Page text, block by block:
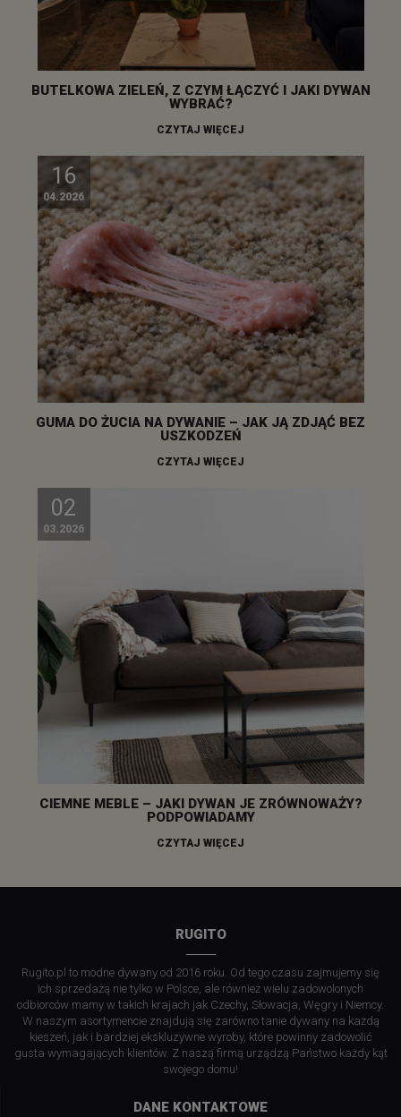
BUTELKOWA ZIELEŃ, Z CZYM ŁĄCZYĆ I JAKI DYWAN
WYBRAĆ?
CZYTAJ WIĘCEJ
16
04.2026
GUMA DO ŻUCIA NA DYWANIE – JAK JĄ ZDJĄĆ BEZ
USZKODZEŃ
CZYTAJ WIĘCEJ
02
03.2026
CIEMNE MEBLE – JAKI DYWAN JE ZRÓWNOWAŻY?
PODPOWIADAMY
CZYTAJ WIĘCEJ
RUGITO
Rugito.pl to modne dywany od 2016 roku. Od tego czasu zajmujemy się
ich sprzedażą nie tylko w Polsce, ale również wielu zadowolonych
odbiorców mamy w takich krajach jak Czechy, Słowacja, Węgry i Niemcy.
W naszym asortymencie znajdują się zarówno tanie dywany na każdą
kieszeń, jak i bardziej ekskluzywne wyroby, które powinny zadowolić
gusta wymagających klientów. Z naszą firmą urządzą Państwo każdy kąt
swojego domu!
DANE KONTAKTOWE